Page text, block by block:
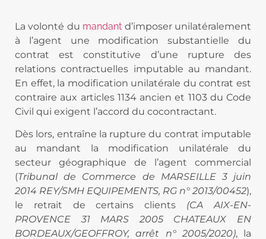
La volonté du mandant d’imposer unilatéralement
à l’agent une modification substantielle du
contrat est constitutive d’une rupture des
relations contractuelles imputable au mandant.
En effet, la modification unilatérale du contrat est
contraire aux articles 1134 ancien et 1103 du Code
Civil qui exigent l’accord du cocontractant.
Dès lors, entraîne la rupture du contrat imputable
au mandant la modification unilatérale du
secteur géographique de l’agent commercial
(Tribunal de Commerce de MARSEILLE 3 juin
2014 REY/SMH EQUIPEMENTS, RG n° 2013/00452),
le retrait de certains clients (CA AIX-EN-
PROVENCE 31 MARS 2005 CHATEAUX EN
BORDEAUX/GEOFFROY, arrêt n° 2005/2020), la